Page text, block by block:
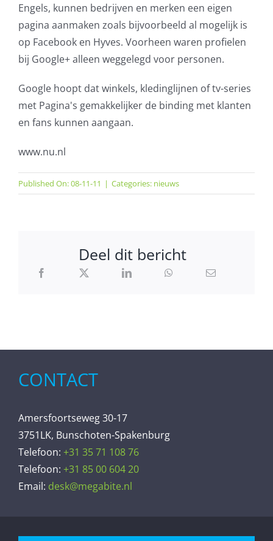
AVG
Office365
Glasvezelverbindingen
Microsoft software licenties
SLA overeenkomsten
Remote Help
Engels, kunnen bedrijven en merken een eigen
pagina aanmaken zoals bijvoorbeeld al mogelijk is
op Facebook en Hyves. Voorheen waren profielen
bij Google+ alleen weggelegd voor personen.
Google hoopt dat winkels, kledinglijnen of tv-series
met Pagina's gemakkelijker de binding met klanten
en fans kunnen aangaan.
www.nu.nl
Published On: 08-11-11 | Categories: nieuws
Deel dit bericht
CONTACT
Amersfoortseweg 30-17
3751LK, Bunschoten-Spakenburg
Telefoon: +31 35 71 108 76
Telefoon: +31 85 00 604 20
Email: desk@megabite.nl